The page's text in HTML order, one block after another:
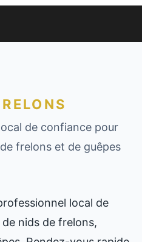
de confiance pour
frelons et de guêpes
local de
nids de frelons,